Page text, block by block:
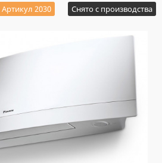
Артикул 2030 Снято с производства